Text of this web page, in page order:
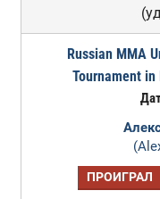
Russian MMA
Tournament
ПРОИГРАЛ